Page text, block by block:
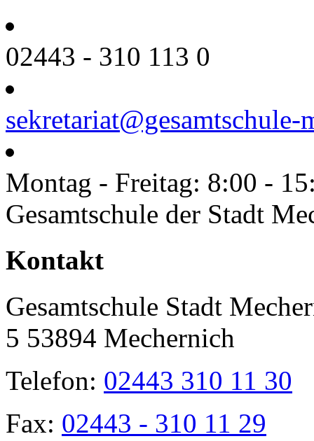
02443 - 310 113 0
sekretariat@gesamtschule-
Montag - Freitag: 8:00 -
Gesamtschule der Stadt
Toggle
Sliding
Kontakt
Gesamtschule Stadt
5 53894 Mechernich
Telefon: 02443 310 11 30
Fax: 02443 - 310 11 29